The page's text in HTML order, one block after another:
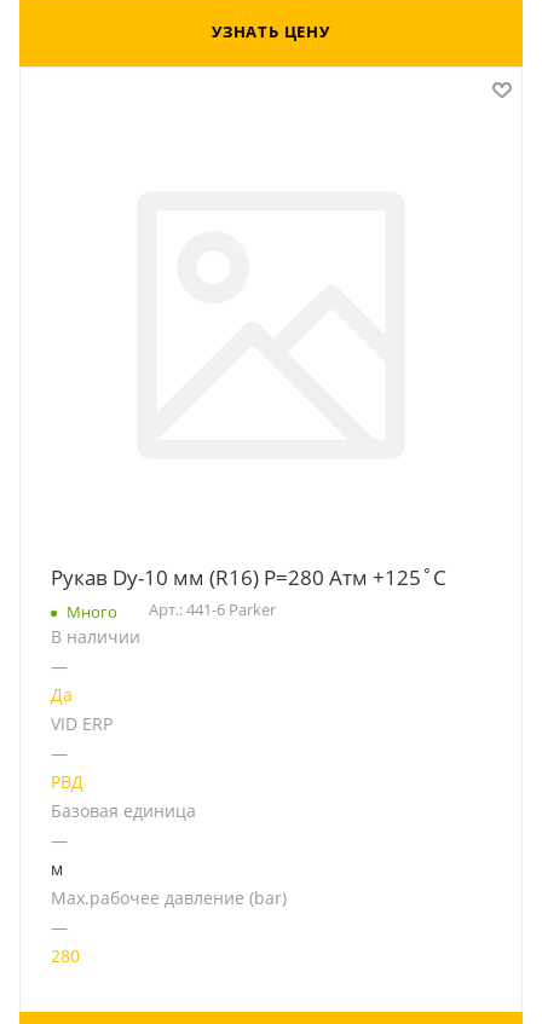
УЗНАТЬ ЦЕНУ
Рукав Dу-10 мм (R16) Р=280 Атм +125˚C
Много Арт.: 441-6 Parker
В наличии
—
Да
VID ERP
—
РВД
Базовая единица
—
м
Мах.рабочее давление (bar)
—
280